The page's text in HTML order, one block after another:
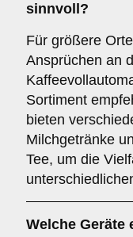
sinnvoll?
Für größere
Ansprüchen an
Sortiment
bieten
Milchgetränke
Tee, um die
Welche Geräte